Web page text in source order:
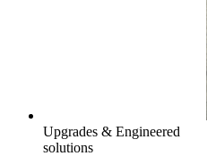
Upgrades & Engineered
solutions